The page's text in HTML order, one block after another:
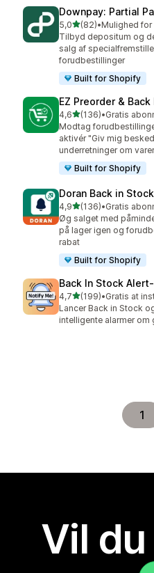
Downpay: Partial
5,0ud af 5 stjerner
(82)
82 anmeldelser i alt
•
Tilbyd depositum og
salg af
forudbestillinger
Built for Shopify
EZ Preorder &
4,6ud af 5 stjerner
(136)
136 anmeldelser i alt
•
Modtag
aktivér "Giv mig
underretninger om
Built for Shopify
Doran Back in
4,9ud af 5 stjerner
(136)
136 anmeldelser i alt
•
Øg salget med
på lager igen og
rabat
Built for Shopify
Back In Stock
4,7ud af 5 stjerner
(199)
199 anmeldelser i alt
•Gratis at
Lancer Back in Stock
intelligente alarmer om
1
Vil